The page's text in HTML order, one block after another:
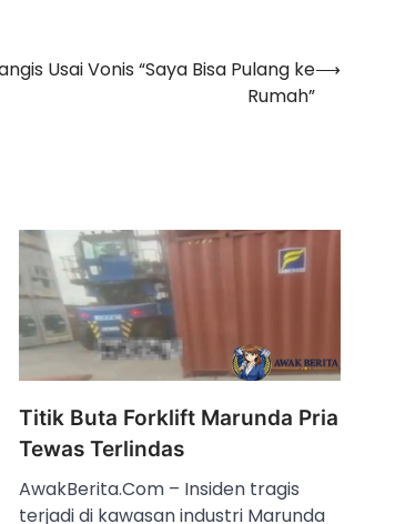
Usai Vonis “Saya Bisa Pulang ke
Rumah”
⟶
Titik Buta Forklift Marunda Pria
Tewas Terlindas
AwakBerita.Com – Insiden tragis
terjadi di kawasan industri Marunda